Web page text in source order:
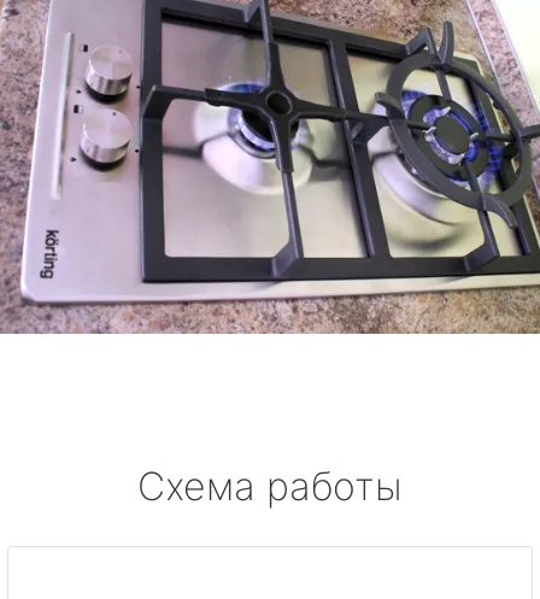
Схема работы